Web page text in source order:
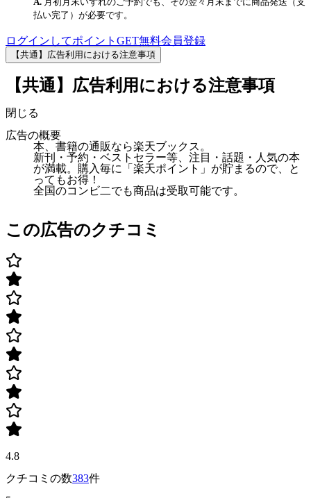
払い完了）が必要です。
ログインしてポイントGET無料会員登録
【共通】広告利用における注意事項
【共通】広告利用における注意事項
閉じる
広告の概要
本、書籍の通販なら楽天ブックス。
新刊・予約・ベストセラー等、注目・話題・人気の本
が満載。購入毎に「楽天ポイント」が貯まるので、と
ってもお得！
全国のコンビ二でも商品は受取可能です。
この広告のクチコミ
4.8
クチコミの数383件